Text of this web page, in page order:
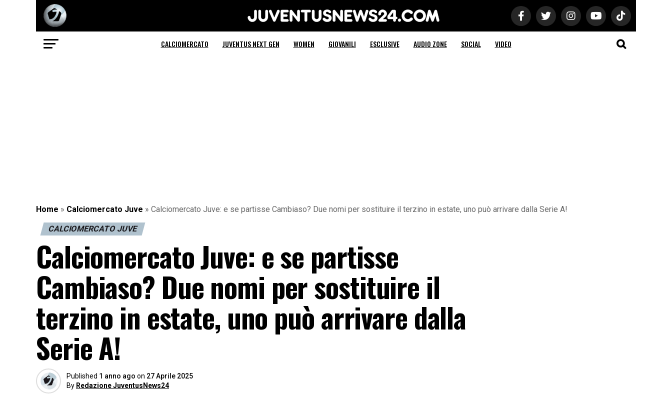
Juventus News 24
CALCIOMERCATO JUVENTUS NEXT GEN WOMEN GIOVANILI ESCLUSIVE AUDIO ZONE SOCIAL VIDEO
Home » Calciomercato Juve » Calciomercato Juve: e se partisse Cambiaso? Due nomi per sostituire il terzino in estate, uno può arrivare dalla Serie A!
CALCIOMERCATO JUVE
Calciomercato Juve: e se partisse
Cambiaso? Due nomi per sostituire il
terzino in estate, uno può arrivare dalla
Serie A!
Published 1 anno ago on 27 Aprile 2025
By Redazione JuventusNews24